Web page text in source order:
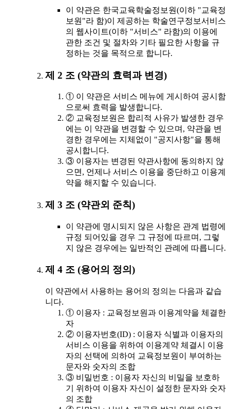
이 약관은 한국교육학술정보원(이하 "교육정
보원"라 함)이 제공하는 학술연구정보서비스
의 웹사이트(이하 "서비스" 라함)의 이용에
관한 조건 및 절차와 기타 필요한 사항을 규
정하는 것을 목적으로 합니다.
제 2 조 (약관의 효력과 변경)
① 이 약관은 서비스 메뉴에 게시하여 공시함
으로써 효력을 발생합니다.
② 교육정보원은 합리적 사유가 발생한 경우
에는 이 약관을 변경할 수 있으며, 약관을 변
경한 경우에는 지체없이 "공지사항"을 통해
공시합니다.
③ 이용자는 변경된 약관사항에 동의하지 않
으면, 언제나 서비스 이용을 중단하고 이용계
약을 해지할 수 있습니다.
제 3 조 (약관외 준칙)
이 약관에 명시되지 않은 사항은 관계 법령에
규정 되어있을 경우 그 규정에 따르며, 그렇
지 않은 경우에는 일반적인 관례에 따릅니다.
제 4 조 (용어의 정의)
이 약관에서 사용하는 용어의 정의는 다음과 같습
니다.
① 이용자 : 교육정보원과 이용계약을 체결한
자
② 이용자번호(ID) : 이용자 식별과 이용자의
서비스 이용을 위하여 이용계약 체결시 이용
자의 선택에 의하여 교육정보원이 부여하는
문자와 숫자의 조합
③ 비밀번호 : 이용자 자신의 비밀을 보호하
기 위하여 이용자 자신이 설정한 문자와 숫자
의 조합